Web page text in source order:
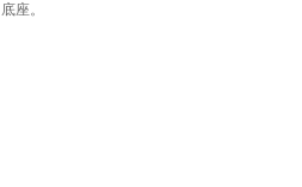
底座。